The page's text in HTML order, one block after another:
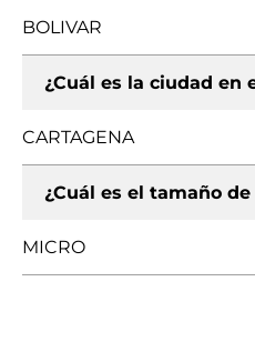
BOLIVAR
¿Cuál es la ciudad en
CARTAGENA
¿Cuál es el tamaño
MICRO